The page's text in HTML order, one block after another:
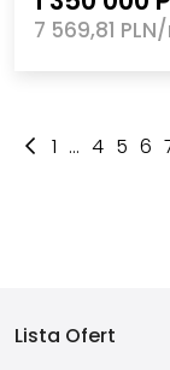
7 569,81
1 ... 4 5 6
Lista Ofert